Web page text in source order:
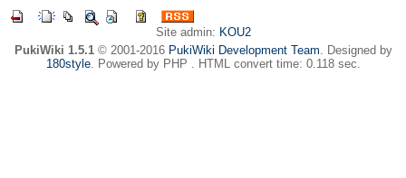
Site admin: KOU2
PukiWiki 1.5.1© 2001-2016 PukiWiki Development Team. Designed by
180style. Powered by PHP . HTML convert time: 0.118 sec.